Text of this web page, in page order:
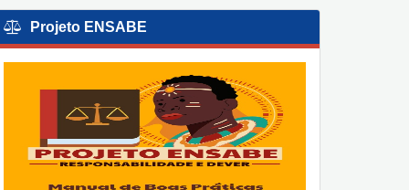
Projeto ENSABE